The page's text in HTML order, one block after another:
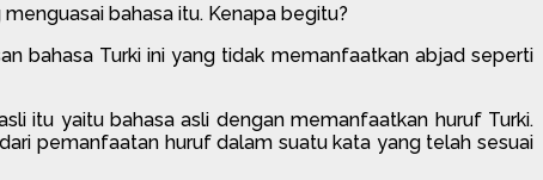
bahasa itu. Kenapa begitu?
bahasa Turki ini yang tidak memanfaatkan abjad seperti
itu yaitu bahasa asli dengan memanfaatkan huruf Turki.
pemanfaatan huruf dalam suatu kata yang telah sesuai